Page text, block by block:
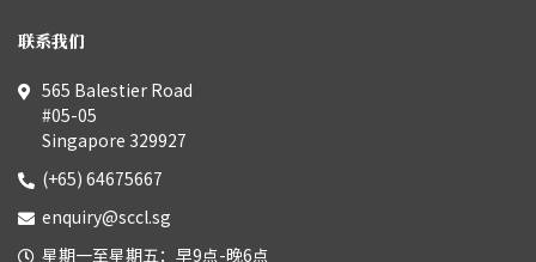
联系我们
565 Balestier Road
#05-05
Singapore 329927
(+65) 64675667
enquiry@sccl.sg
星期一至星期五：早9点-晚6点